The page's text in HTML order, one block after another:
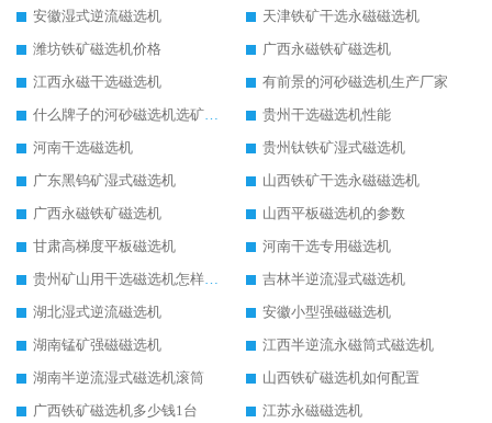
安徽湿式逆流磁选机
天津铁矿干选永磁磁选机
潍坊铁矿磁选机价格
广西永磁铁矿磁选机
江西永磁干选磁选机
有前景的河砂磁选机生产厂家
什么牌子的河砂磁选机选矿效果好
贵州干选磁选机性能
河南干选磁选机
贵州钛铁矿湿式磁选机
广东黑钨矿湿式磁选机
山西铁矿干选永磁磁选机
广西永磁铁矿磁选机
山西平板磁选机的参数
甘肃高梯度平板磁选机
河南干选专用磁选机
贵州矿山用干选磁选机怎样调磁
吉林半逆流湿式磁选机
湖北湿式逆流磁选机
安徽小型强磁磁选机
湖南锰矿强磁磁选机
江西半逆流永磁筒式磁选机
湖南半逆流湿式磁选机滚筒
山西铁矿磁选机如何配置
广西铁矿磁选机多少钱1台
江苏永磁磁选机